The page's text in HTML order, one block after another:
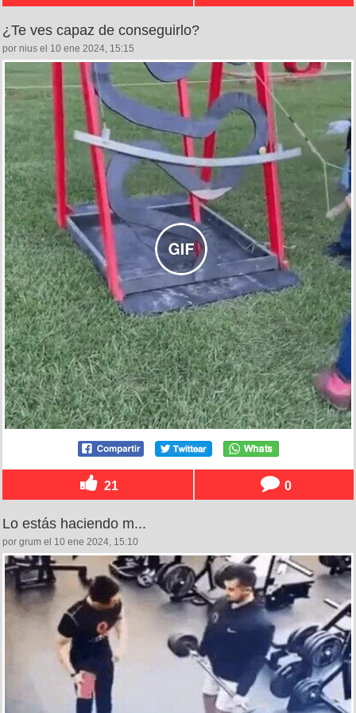
¿Te ves capaz de conseguirlo?
por nius el 10 ene 2024, 15:15
21 0
Lo estás haciendo m...
por grum el 10 ene 2024, 15:10